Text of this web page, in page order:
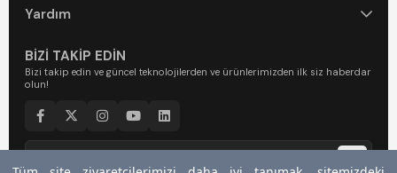
Yardım
BİZİ TAKİP EDİN
Bizi takip edin ve güncel teknolojilerden ve ürünlerimizden ilk siz haberdar
olun!